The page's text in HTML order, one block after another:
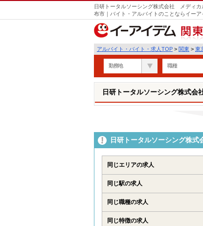
日研トータルソーシング株式会社 メディカ
布市｜バイト・アルバイトのことならイーア
関東
アルバイト・バイト・求人TOP > 関東 > 東
勤務地 職種
日研トータルソーシング株式
日研トータルソーシング株
同じエリアの求人
同じ駅の求人
同じ職種の求人
同じ特徴の求人